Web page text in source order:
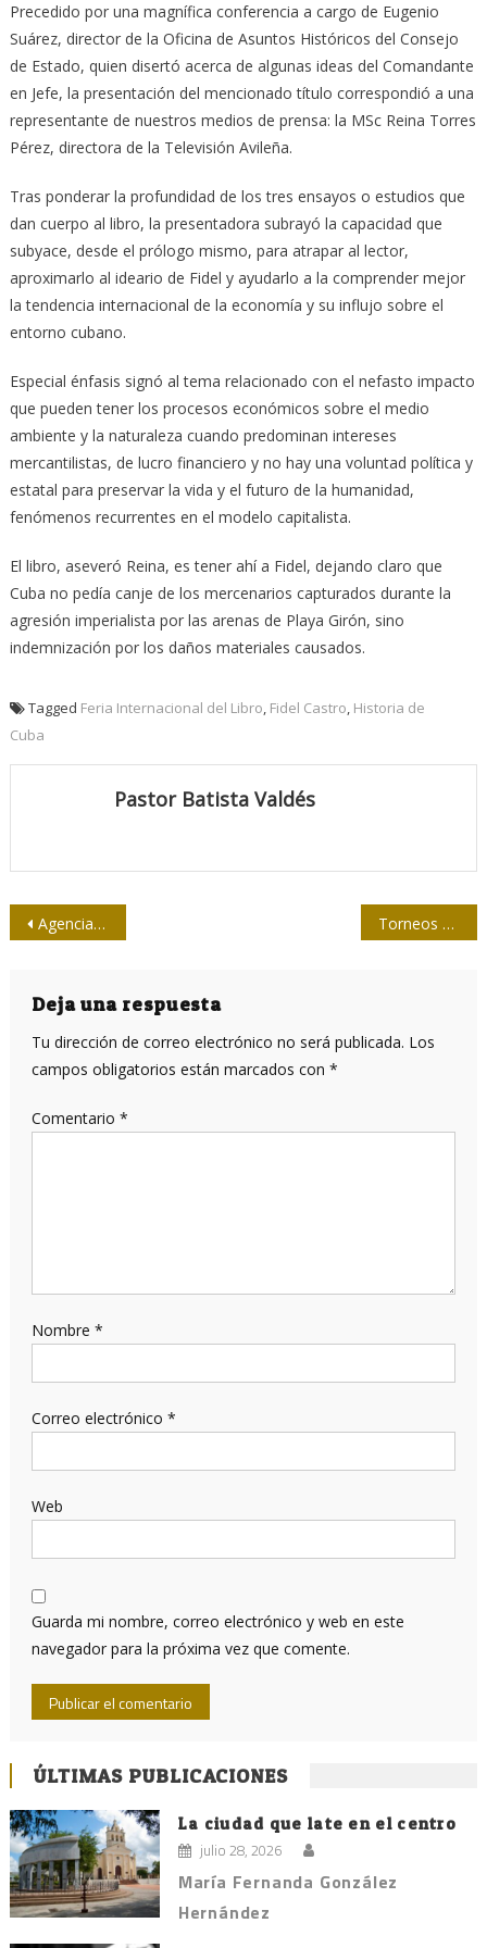
Precedido por una magnífica conferencia a cargo de Eugenio
Suárez, director de la Oficina de Asuntos Históricos del Consejo
de Estado, quien disertó acerca de algunas ideas del Comandante
en Jefe, la presentación del mencionado título correspondió a una
representante de nuestros medios de prensa: la MSc Reina Torres
Pérez, directora de la Televisión Avileña.
Tras ponderar la profundidad de los tres ensayos o estudios que
dan cuerpo al libro, la presentadora subrayó la capacidad que
subyace, desde el prólogo mismo, para atrapar al lector,
aproximarlo al ideario de Fidel y ayudarlo a la comprender mejor
la tendencia internacional de la economía y su influjo sobre el
entorno cubano.
Especial énfasis signó al tema relacionado con el nefasto impacto
que pueden tener los procesos económicos sobre el medio
ambiente y la naturaleza cuando predominan intereses
mercantilistas, de lucro financiero y no hay una voluntad política y
estatal para preservar la vida y el futuro de la humanidad,
fenómenos recurrentes en el modelo capitalista.
El libro, aseveró Reina, es tener ahí a Fidel, dejando claro que
Cuba no pedía canje de los mercenarios capturados durante la
agresión imperialista por las arenas de Playa Girón, sino
indemnización por los daños materiales causados.
Tagged Feria Internacional del Libro, Fidel Castro, Historia de
Cuba
Pastor Batista Valdés
Navegación
entradas
Agencias de prensa de Cuba y Viet Nam estrechan vínculos Torneos clasificatorios en softbol de la prensa
Deja una respuesta
Tu dirección de correo electrónico no será publicada. Los
campos obligatorios están marcados con *
Comentario *
Nombre *
Correo electrónico *
Web
Guarda mi nombre, correo electrónico y web en este
navegador para la próxima vez que comente.
ÚLTIMAS PUBLICACIONES
La ciudad que late en el centro
julio 28, 2026
María Fernanda González
Hernández